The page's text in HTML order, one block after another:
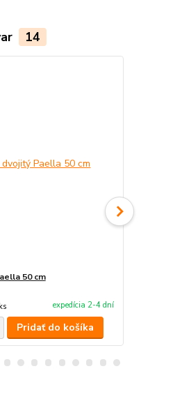
14
50 cm
expedícia 2-4 dní
Pridať do košíka